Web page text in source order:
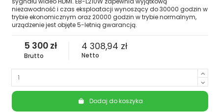
niezawodność i czas eksploatacji wynoszący do 30000 godzin w
trybie ekonomicznym oraz 20000 godzin w trybie normalnym,
urządzenie jest objęte 5-letnią gwarancją.
5 300 zł
Brutto
4 308,94 zł
Netto
Dodaj do koszyka